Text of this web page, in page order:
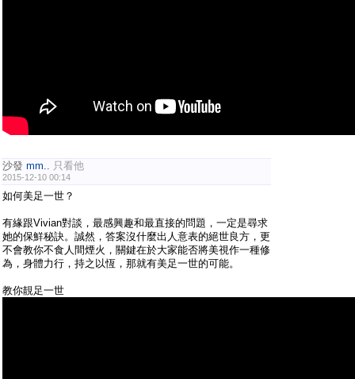
沙發 mm.. 只看他
2015-12-10 00:14
如何美足一世？
有緣跟Vivian對談，最感興趣和最直接的問題，一定是尋求
她的保鮮秘訣。誠然，答案沒什麼出人意表的絕世良方，更
不會教你不食人間煙火，關鍵在於大家能否將美視作一種修
為，身體力行，持之以恆，那就有美足一世的可能。
教你靚足一世